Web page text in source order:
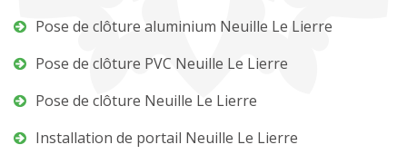
Pose de clôture aluminium Neuille Le Lierre
Pose de clôture PVC Neuille Le Lierre
Pose de clôture Neuille Le Lierre
Installation de portail Neuille Le Lierre